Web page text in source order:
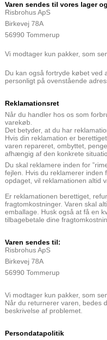
Varen sendes til vores lager
Risbrohus ApS
Birkevej 78A
56990 Tommerup
Vi modtager kun pakker, som
Du kan også fortryde købet ved
personligt på ovenstående
Reklamationsret
Når du handler hos os som
varekøb.
Det betyder, at du har
Hvis din reklamation er
varen repareret, ombyttet,
afhængig af den konkrete
Du skal reklamere inden for
fejlen. Hvis du reklamerer inden
opdaget, vil reklamationen altid
Er reklamationen berettiget,
fragtomkostninger. Varen skal
emballage. Husk også at få en
tilbagebetale dine
Varen sendes til:
Risbrohus ApS
Birkevej 78A
56990 Tommerup
Vi modtager kun pakker, som
Når du returnerer varen, bedes
beskrivelse af problemet.
Persondatapolitik